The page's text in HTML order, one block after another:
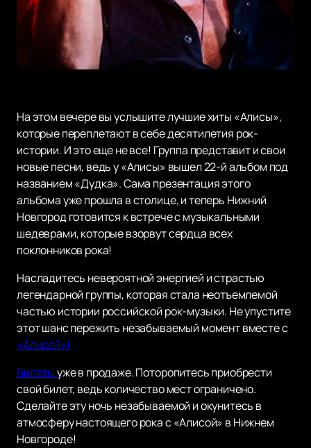
На этом вечере вы услышите лучшие хиты «Алисы»,
которые переплетают в себе десятилетия рок-
истории. И это еще не все! Группа представит и свои
новые песни, ведь у «Алисы» вышел 22-й альбом под
названием «Дудка». Сама презентация этого
альбома уже прошла в столице, и теперь Нижний
Новгород готовится к встрече с музыкальными
шедеврами, которые взорвут сердца всех
поклонников рока!
Насладитесь невероятной энергией и страстью
легендарной группы, которая стала неотъемлемой
частью истории российской рок-музыки. Не упустите
этот шанс пережить незабываемый момент вместе с
«Алисой»!
Билетыуже в продаже. Поторопитесь приобрести
свой билет, ведь количество мест ограничено.
Сделайте эту ночь незабываемой и окунитесь в
атмосферу настоящего рока с «Алисой» в Нижнем
Новгороде!